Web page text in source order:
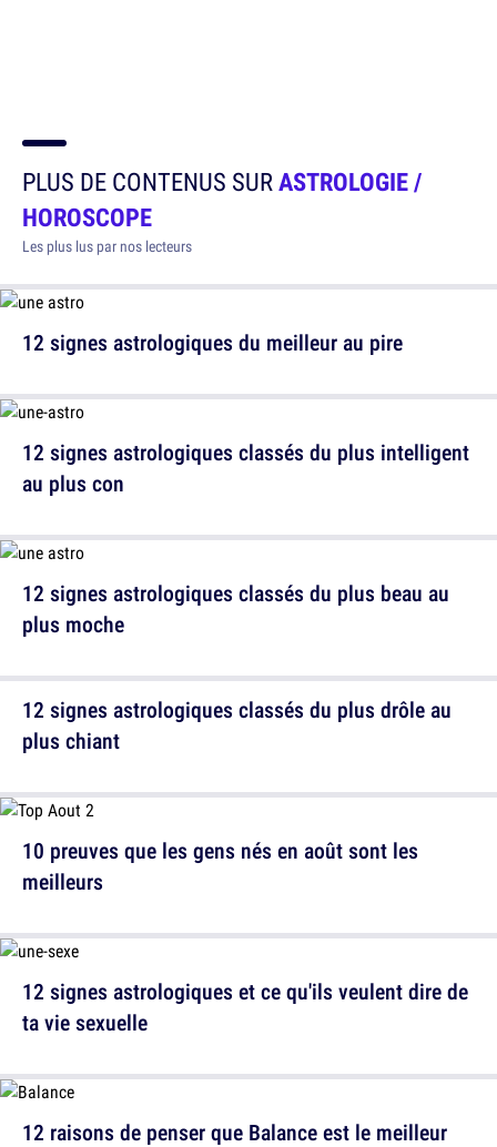
PLUS DE CONTENUS SURASTROLOGIE /
HOROSCOPE
Les plus lus par nos lecteurs
12 signes astrologiques du meilleur au pire
12 signes astrologiques classés du plus beau au
plus moche
10 preuves que les gens nés en août sont les
meilleurs
12 raisons de penser que Balance est le meilleur
12 signes astrologiques classés du plus intelligent
au plus con
12 signes astrologiques classés du plus drôle au
plus chiant
12 signes astrologiques et ce qu'ils veulent dire de
ta vie sexuelle